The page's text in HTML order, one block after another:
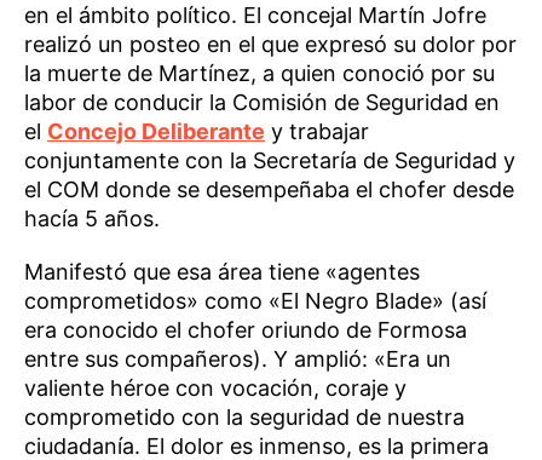
en el ámbito político. El concejal Martín Jofre
realizó un posteo en el que expresó su dolor por
la muerte de Martínez, a quien conoció por su
labor de conducir la Comisión de Seguridad en
el Concejo Deliberante y trabajar
conjuntamente con la Secretaría de Seguridad y
el COM donde se desempeñaba el chofer desde
hacía 5 años.
Manifestó que esa área tiene «agentes
comprometidos» como «El Negro Blade» (así
era conocido el chofer oriundo de Formosa
entre sus compañeros). Y amplió: «Era un
valiente héroe con vocación, coraje y
comprometido con la seguridad de nuestra
ciudadanía. El dolor es inmenso, es la primera